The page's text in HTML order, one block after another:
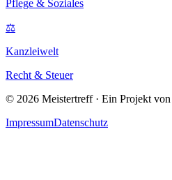
Pflege & Soziales
⚖
Kanzleiwelt
Recht & Steuer
© 2026 Meistertreff · Ein Projekt von
ImpressumDatenschutz